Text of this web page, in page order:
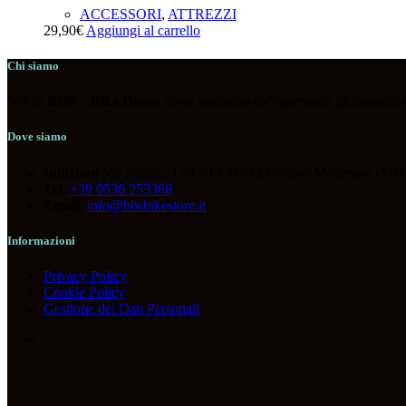
ACCESSORI, ATTREZZI
29,90€ Aggiungi al carrello
Chi siamo
Dove siamo
+39 0536 253366
info@bhsbikestore.it
Informazioni
Privacy Policy
Cookie Policy
Gestione dei Dati Personali